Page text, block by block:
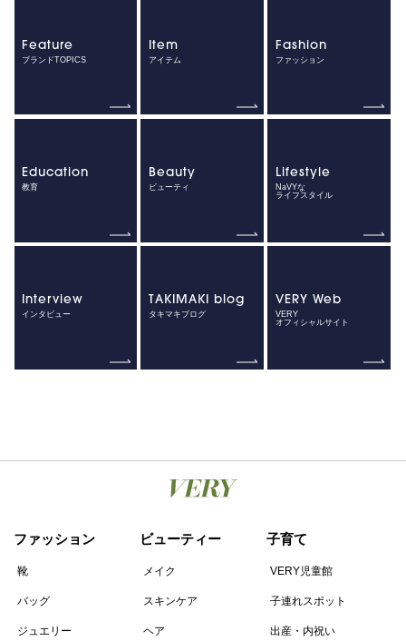
Feature
ブランドTOPICS
Item
アイテム
Fashion
ファッション
Education
教育
Beauty
ビューティ
Lifestyle
NaVYな
ライフスタイル
Interview
インタビュー
TAKIMAKI blog
タキマキブログ
VERY Web
VERY
オフィシャルサイト
ファッション
靴
バッグ
ジュエリー
ビューティー
メイク
スキンケア
ヘア
子育て
VERY児童館
子連れスポット
出産・内祝い